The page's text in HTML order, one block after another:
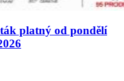
platný od pondělí